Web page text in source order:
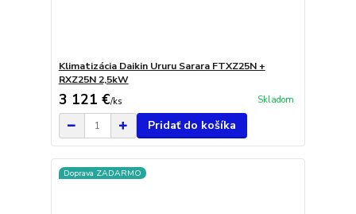
Klimatizácia Daikin Ururu Sarara FTXZ25N +
RXZ25N 2,5kW
3 121 €/ks Skladom
Pridať do košíka
Doprava ZADARMO